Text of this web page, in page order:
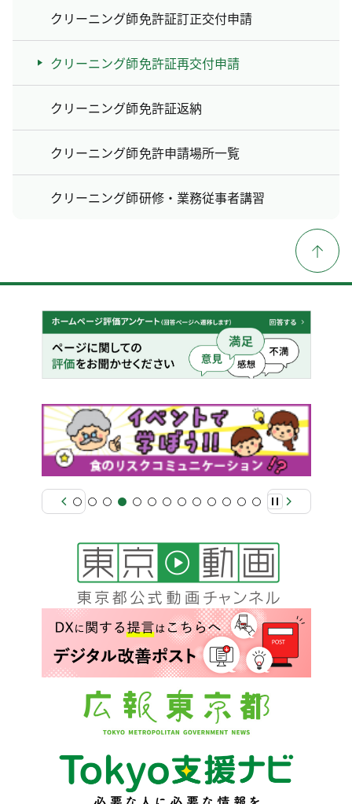
クリーニング師免許証訂正交付申請
クリーニング師免許証再交付申請
クリーニング師免許証返納
クリーニング師免許申請場所一覧
クリーニング師研修・業務従事者講習